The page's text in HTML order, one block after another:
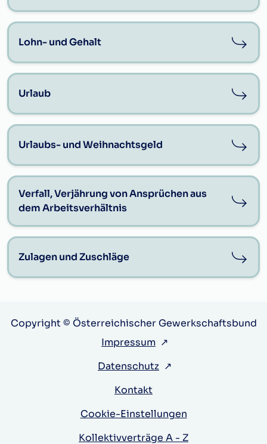
Lohn- und Gehalt
Urlaub
Urlaubs- und Weihnachtsgeld
Verfall, Verjährung von Ansprüchen aus
dem Arbeitsverhältnis
Zulagen und Zuschläge
Copyright © Österreichischer Gewerkschaftsbund
Impressum ↗
Datenschutz ↗
Kontakt
Cookie-Einstellungen
Kollektivverträge A - Z